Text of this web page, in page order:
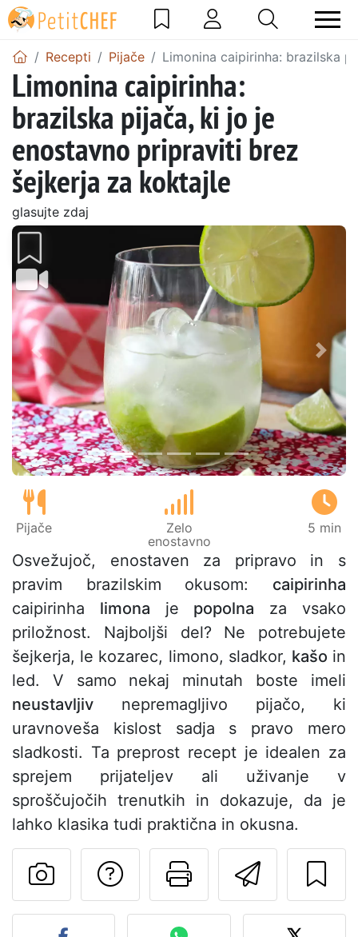
Recepti Pijače Limonina caipirinha: brazilska
Limonina caipirinha:
brazilska pijača, ki jo je
enostavno pripraviti brez
šejkerja za koktajle
glasujte zdaj
Prejšnji
Pijače
Zelo
enostavno
5 min
Osvežujoč, enostaven za pripravo in s
pravim brazilskim okusom: caipirinha
caipirinha limona je popolna za vsako
priložnost. Najboljši del? Ne potrebujete
šejkerja, le kozarec, limono, sladkor, kašo in
led. V samo nekaj minutah boste imeli
neustavljiv nepremagljivo pijačo, ki
uravnoveša kislost sadja s pravo mero
sladkosti. Ta preprost recept je idealen za
sprejem prijateljev ali uživanje v
sproščujočih trenutkih in dokazuje, da je
lahko klasika tudi praktična in okusna.
Pošlji
Natisni to
Postavite
Objavite svojo fotografijo